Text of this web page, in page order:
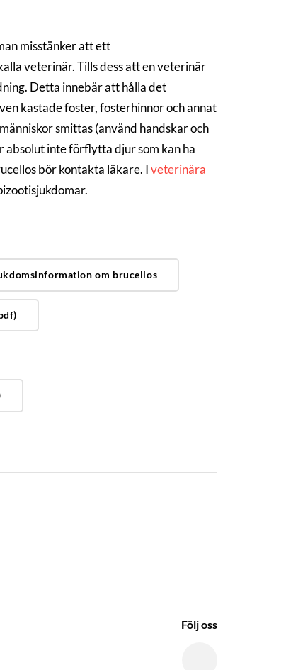
misstänker att ett
veterinär. Tills dess att en veterinär
Detta innebär att hålla det
kastade foster, fosterhinnor och annat
smittas (använd handskar och
absolut inte förflytta djur som kan ha
bör kontakta läkare. Iveterinära
om brucellos
Följ oss